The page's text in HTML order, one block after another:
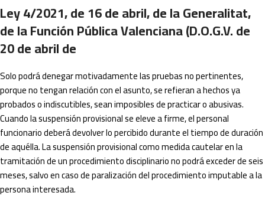
Ley 4/2021, de 16 de abril, de la Generalitat,
de la Función Pública Valenciana (D.O.G.V. de
20 de abril de
Solo podrá denegar motivadamente las pruebas no pertinentes,
porque no tengan relación con el asunto, se refieran a hechos ya
probados o indiscutibles, sean imposibles de practicar o abusivas.
Cuando la suspensión provisional se eleve a firme, el personal
funcionario deberá devolver lo percibido durante el tiempo de duración
de aquélla. La suspensión provisional como medida cautelar en la
tramitación de un procedimiento disciplinario no podrá exceder de seis
meses, salvo en caso de paralización del procedimiento imputable a la
persona interesada.